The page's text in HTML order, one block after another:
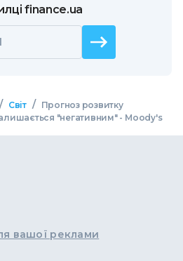
finance.ua
/ Світ /
Прогноз розвитку
"негативним" - Moody's
вашої реклами